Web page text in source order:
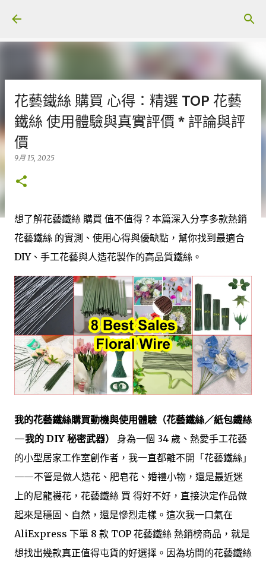
花藝鐵絲 購買 心得：精選 TOP 花藝
鐵絲 使用體驗與真實評價 * 評論與評
價
9月 15, 2025
想了解花藝鐵絲 購買 值不值得？本篇深入分享多款熱銷
花藝鐵絲 的實測、使用心得與優缺點，幫你找到最適合
DIY、手工花藝與人造花製作的高品質鐵絲。
我的花藝鐵絲購買動機與使用體驗（花藝鐵絲／紙包鐵絲
—我的 DIY 秘密武器）
身為一個 34 歲、熱愛手工花藝
的小型居家工作室創作者，我一直都離不開「花藝鐵絲」
——不管是做人造花、肥皂花、婚禮小物，還是最近迷
上的尼龍襪花，花藝鐵絲 買 得好不好，直接決定作品做
起來是穩固、自然，還是慘烈走樣。這次我一口氣在
AliExpress 下單 8 款 TOP 花藝鐵絲 熱銷榜商品，就是
想找出幾款真正值得屯貨的好選擇。因為坊間的花藝鐵絲